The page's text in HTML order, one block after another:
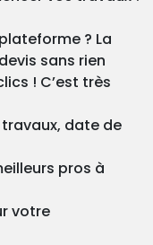
? La
sans rien
! C’est très
date de
pros à
votre